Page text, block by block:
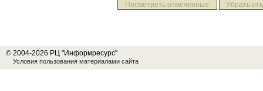
Посмотреть отмеченные Убрать
© 2004-2026 РЦ "Информресурс"
Условия пользования материалами сайта